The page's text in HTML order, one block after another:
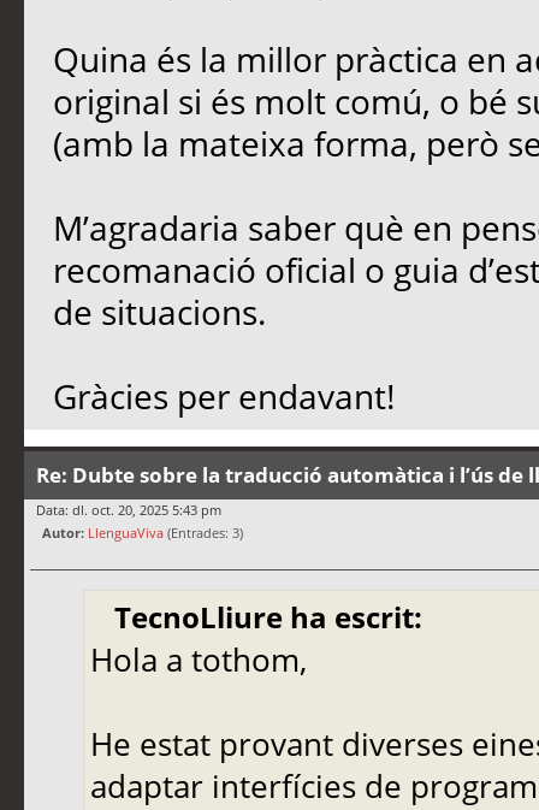
Quina és la millor pràctica en
original si és molt comú, o bé
(amb la mateixa forma, però
M’agradaria saber què en
recomanació oficial o guia
de situacions.
Gràcies per endavant!
Re: Dubte sobre la traducció automàtica i l’ús de
Data: dl. oct. 20, 2025 5:43 pm
Autor: LlenguaViva (Entrades: 3)
TecnoLliure ha escrit:
Hola a tothom,
He estat provant diverses
adaptar interfícies de